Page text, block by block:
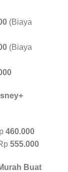
(Biaya
(Biaya
460.000
555.000
Buat